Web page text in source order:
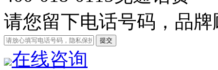
请您留下电话号码，品
在线咨询